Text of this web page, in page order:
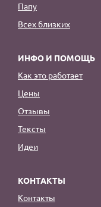
Папу
Всех близких
ИНФО И ПОМОЩЬ
Как это работает
Цены
Отзывы
Тексты
Идеи
КОНТАКТЫ
Контакты